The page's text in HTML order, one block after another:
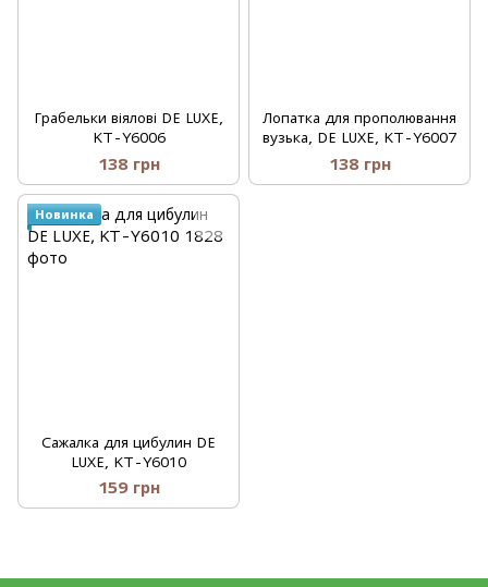
Грабельки віялові DE LUXE,
KT-Y6006
138 грн
Лопатка для прополювання
вузька, DE LUXE, KT-Y6007
138 грн
Новинка
Сажалка для цибулин DE
LUXE, KT-Y6010
159 грн